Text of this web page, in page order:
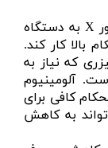
استفاده از آلومینیوم اکسترود شده برای محور X به دستگاه
بالا کار کند.
که نیاز به
آلومینیوم
کافی برای
به کاهش